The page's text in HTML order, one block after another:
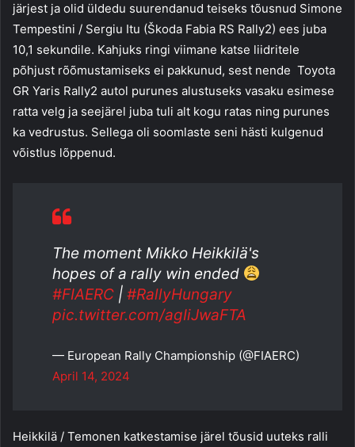
järjest ja olid üldedu suurendanud teiseks tõusnud Simone
Tempestini / Sergiu Itu (Škoda Fabia RS Rally2) ees juba
10,1 sekundile. Kahjuks ringi viimane katse liidritele
põhjust rõõmustamiseks ei pakkunud, sest nende Toyota
GR Yaris Rally2 autol purunes alustuseks vasaku esimese
ratta velg ja seejärel juba tuli alt kogu ratas ning purunes
ka vedrustus. Sellega oli soomlaste seni hästi kulgenud
võistlus lõppenud.
The moment Mikko Heikkilä's
hopes of a rally win ended
#FIAERC | #RallyHungary
pic.twitter.com/agIiJwaFTA
— European Rally Championship (@FIAERC)
April 14, 2024
Heikkilä / Temonen katkestamise järel tõusid uuteks ralli